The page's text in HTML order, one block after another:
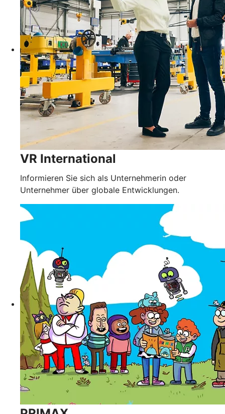
VR International
Informieren Sie sich als Unternehmerin oder
Unternehmer über globale Entwicklungen.